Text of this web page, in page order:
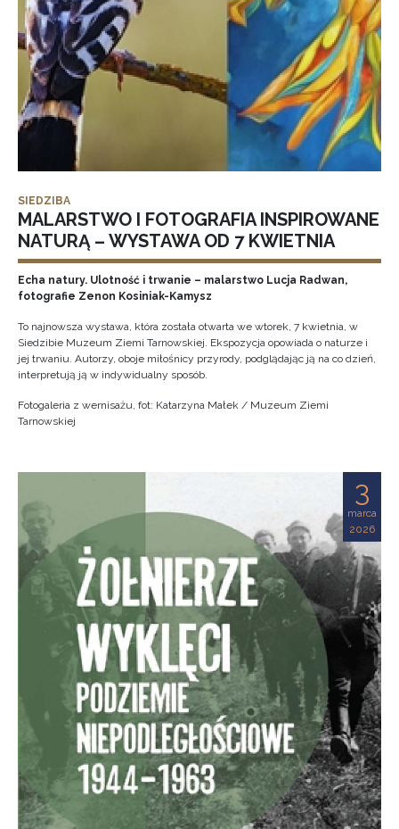
SIEDZIBA
MALARSTWO I FOTOGRAFIA INSPIROWANE
NATURĄ – WYSTAWA OD 7 KWIETNIA
Echa natury. Ulotność i trwanie – malarstwo Lucja Radwan,
fotografie Zenon Kosiniak-Kamysz
To najnowsza wystawa, która została otwarta we wtorek, 7 kwietnia, w
Siedzibie Muzeum Ziemi Tarnowskiej. Ekspozycja opowiada o naturze i
jej trwaniu. Autorzy, oboje miłośnicy przyrody, podglądając ją na co dzień,
interpretują ją w indywidualny sposób.
Fotogaleria z wernisażu, fot: Katarzyna Małek / Muzeum Ziemi
Tarnowskiej
3
marca
2026